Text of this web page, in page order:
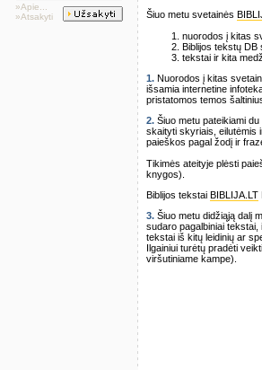
»Apie...
»Atsakyti
Šiuo metu svetainės
nuorodos į kitas
Biblijos tekstų DB
tekstai ir kita
1. Nuorodos į kitas
išsamia internetine
pristatomos temos
2. Šiuo metu pateikiami
skaityti skyriais, eilutėmis
paieškos pagal žodį ir
Tikimės ateityje plėsti
knygos).
Biblijos tekstai BIBLIJA.LT
3. Šiuo metu didžiąją dalį
sudaro pagalbiniai tekstai,
tekstai iš kitų leidinių ar
Ilgainiui turėtų pradėti
viršutiniame kampe).